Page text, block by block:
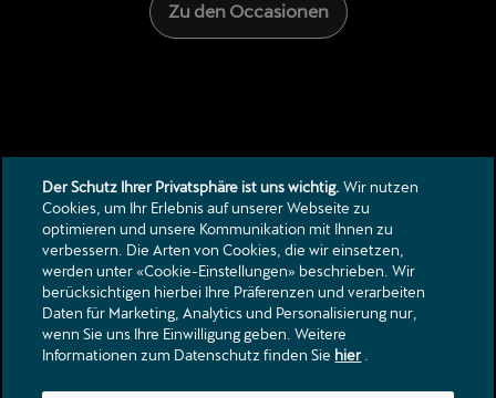
Zu den Occasionen
Kontakt
Kataloge & Preislisten
Rechtliche Hinweise
Datenschutzerklärung
Der Schutz Ihrer Privatsphäre ist uns wichtig. Wir nutzen
Cookies, um Ihr Erlebnis auf unserer Webseite zu
optimieren und unsere Kommunikation mit Ihnen zu
verbessern. Die Arten von Cookies, die wir einsetzen,
werden unter «Cookie-Einstellungen» beschrieben. Wir
berücksichtigen hierbei Ihre Präferenzen und verarbeiten
Daten für Marketing, Analytics und Personalisierung nur,
wenn Sie uns Ihre Einwilligung geben. Weitere
Informationen zum Datenschutz finden Sie hier.